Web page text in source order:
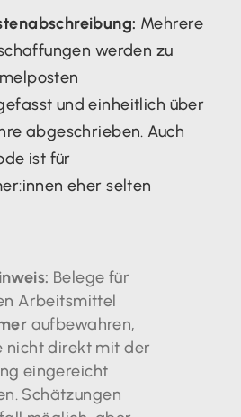
Mehrere
werden zu
und einheitlich über
abgeschrieben. Auch
ist für
eher selten
Belege für
Arbeitsmittel
aufbewahren,
nicht direkt mit der
eingereicht
Schätzungen